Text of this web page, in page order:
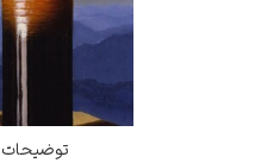
توضیحات – رنه ماگریت